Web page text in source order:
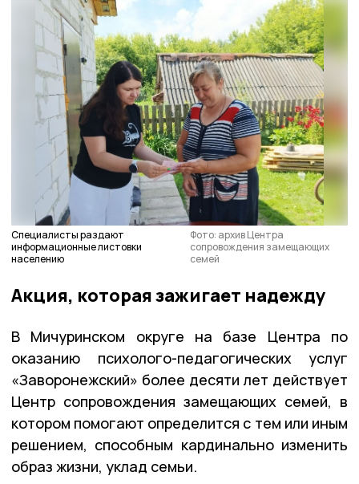
Специалисты раздают
информационные листовки
населению
Фото: архив Центра
сопровождения замещающих
семей
Акция, которая зажигает надежду
В Мичуринском округе на базе Центра по
оказанию психолого-педагогических услуг
«Заворонежский» более десяти лет действует
Центр сопровождения замещающих семей, в
котором помогают определится с тем или иным
решением, способным кардинально изменить
образ жизни, уклад семьи.